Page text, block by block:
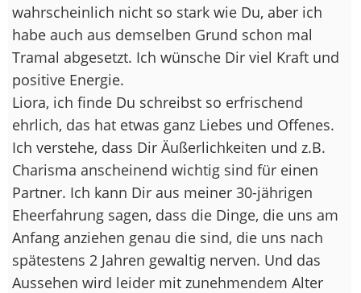
wahrscheinlich nicht so stark wie Du, aber ich
habe auch aus demselben Grund schon mal
Tramal abgesetzt. Ich wünsche Dir viel Kraft und
positive Energie.
Liora, ich finde Du schreibst so erfrischend
ehrlich, das hat etwas ganz Liebes und Offenes.
Ich verstehe, dass Dir Äußerlichkeiten und z.B.
Charisma anscheinend wichtig sind für einen
Partner. Ich kann Dir aus meiner 30-jährigen
Eheerfahrung sagen, dass die Dinge, die uns am
Anfang anziehen genau die sind, die uns nach
spätestens 2 Jahren gewaltig nerven. Und das
Aussehen wird leider mit zunehmendem Alter